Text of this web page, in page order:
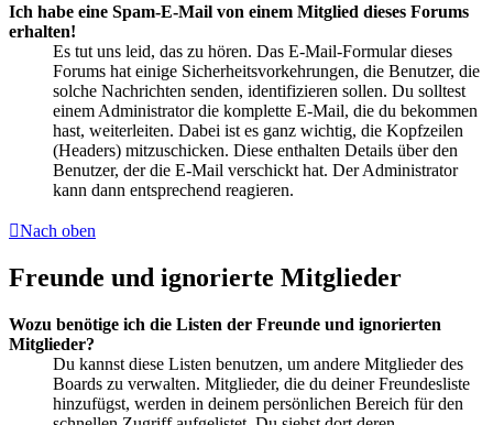
Ich habe eine Spam-E-Mail von einem Mitglied dieses Forums
erhalten!
Es tut uns leid, das zu hören. Das E-Mail-Formular dieses
Forums hat einige Sicherheitsvorkehrungen, die Benutzer, die
solche Nachrichten senden, identifizieren sollen. Du solltest
einem Administrator die komplette E-Mail, die du bekommen
hast, weiterleiten. Dabei ist es ganz wichtig, die Kopfzeilen
(Headers) mitzuschicken. Diese enthalten Details über den
Benutzer, der die E-Mail verschickt hat. Der Administrator
kann dann entsprechend reagieren.
Nach oben
Freunde und ignorierte Mitglieder
Wozu benötige ich die Listen der Freunde und ignorierten
Mitglieder?
Du kannst diese Listen benutzen, um andere Mitglieder des
Boards zu verwalten. Mitglieder, die du deiner Freundesliste
hinzufügst, werden in deinem persönlichen Bereich für den